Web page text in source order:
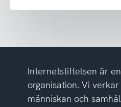
nyhetsbrev
tagit
av
integritetspolicyn
Internetstiftelsen är
organisation. Vi
människan och